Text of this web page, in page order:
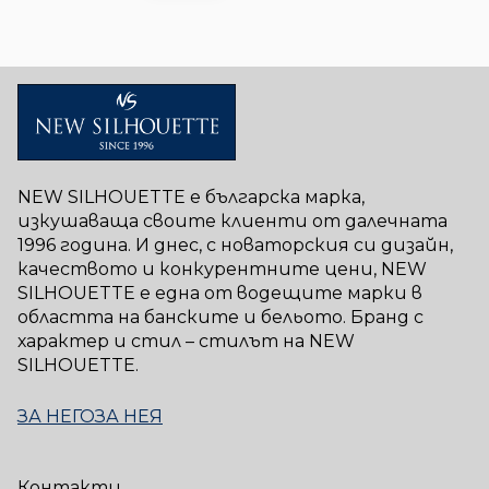
NEW SILHOUETTE е българска марка,
изкушаваща своите клиенти от далечната
1996 година. И днес, с новаторския си дизайн,
качеството и конкурентните цени, NEW
SILHOUETTE е една от водещите марки в
областта на банските и бельото. Бранд с
характер и стил – стилът на NEW
SILHOUETTE.
ЗА НЕГОЗА НЕЯ